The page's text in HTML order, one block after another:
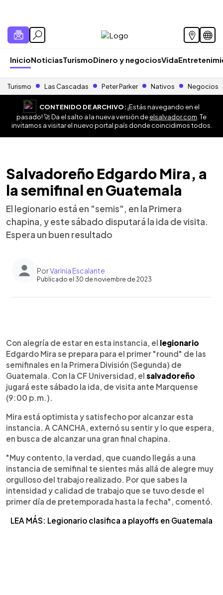
InicioNoticiasTurismoDinero y negociosVida
Turismo Las Cascadas Peter Parker Nativos Negocios
CONTENIDO DE ARCHIVO:¡Estás navegando en el
pasado! 🚀 Da el salto a la nueva versión deelsalvador.com . Te
invitamos a visitar el nuevo portal país donde coincidimos todos.
Salvadoreño Edgardo Mira, a
la semifinal en Guatemala
El legionario está en "semis", en la Primera
chapina, y este sábado disputará la ida de visita.
Espera un buen resultado
PorVarinia Escalante
Publicado el 30 de noviembre de 2023
Escuchar artículo
Con alegría de estar en esta instancia, el legionario
Edgardo Mira se prepara para el primer "round" de las
semifinales en la Primera División (Segunda) de
Guatemala. Con la CF Universidad, el salvadoreño
jugará este sábado la ida, de visita ante Marquense
(9:00 p.m.).
Mira está optimista y satisfecho por alcanzar esta
instancia. A CANCHA, externó su sentir y lo que espera,
en busca de alcanzar una gran final chapina.
"Muy contento, la verdad, que cuando llegás a una
instancia de semifinal te sientes más allá de alegre muy
orgulloso del trabajo realizado. Por que sabes la
intensidad y calidad de trabajo que se tuvo desde el
primer día de pretemporada hasta la fecha", comentó.
LEA MÁS: Legionario clasifica a playoffs en Guatemala